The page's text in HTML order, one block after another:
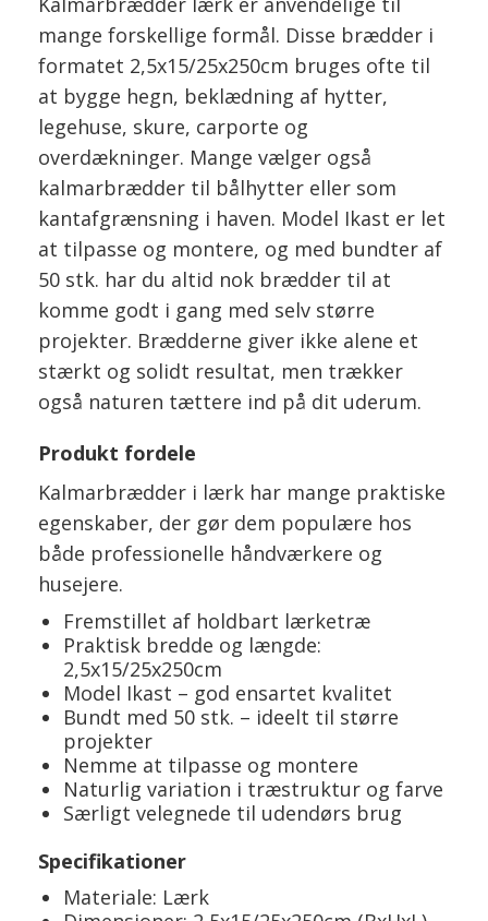
mange forskellige formål. Disse brædder i
formatet 2,5x15/25x250cm bruges ofte til
at bygge hegn, beklædning af hytter,
legehuse, skure, carporte og
overdækninger. Mange vælger også
kalmarbrædder til bålhytter eller som
kantafgrænsning i haven. Model Ikast er let
at tilpasse og montere, og med bundter af
50 stk. har du altid nok brædder til at
komme godt i gang med selv større
projekter. Brædderne giver ikke alene et
stærkt og solidt resultat, men trækker
også naturen tættere ind på dit uderum.
Produkt fordele
Kalmarbrædder i lærk har mange praktiske
egenskaber, der gør dem populære hos
både professionelle håndværkere og
husejere.
Fremstillet af holdbart lærketræ
Praktisk bredde og længde:
2,5x15/25x250cm
Model Ikast – god ensartet kvalitet
Bundt med 50 stk. – ideelt til større
projekter
Nemme at tilpasse og montere
Naturlig variation i træstruktur og farve
Særligt velegnede til udendørs brug
Specifikationer
Materiale: Lærk